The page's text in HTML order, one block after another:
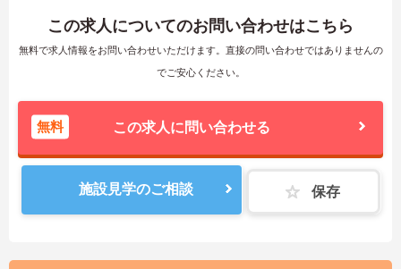
この求人についてのお問い合わせはこちら
無料で求人情報をお問い合わせいただけます。直接の問い合わせではありませんの
でご安心ください。
無料 この求人に問い合わせる
施設見学のご相談 保存